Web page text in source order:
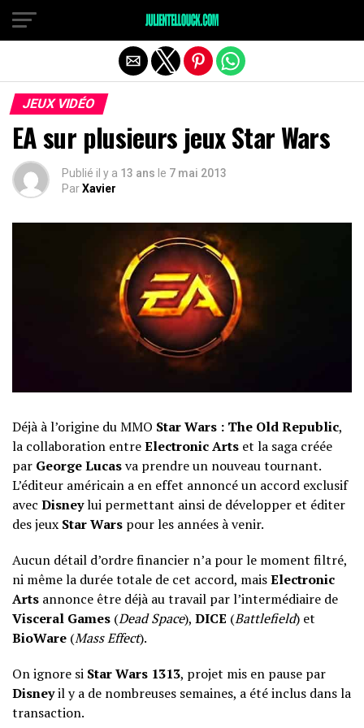
JEUX VIDÉO
EA sur plusieurs jeux Star Wars
Publié il y a 13 ans le 7 mai 2013
ParXavier
Déjà à l’origine du MMO Star Wars : The Old Republic,
la collaboration entreElectronic Arts et la saga créée
par George Lucasva prendre un nouveau tournant.
L’éditeur américain a en effet annoncé un accord exclusif
avec Disneylui permettant ainsi de développer et éditer
des jeux Star Wars pour les années à venir.
Aucun détail d’ordre financier n’a pour le moment filtré,
ni même la durée totale de cet accord, maisElectronic
Arts annonce être déjà au travail par l’intermédiaire de
Visceral Games (Dead Space), DICE (Battlefield) et
BioWare (Mass Effect).
On ignore si Star Wars 1313, projet mis en pause par
Disneyil y a de nombreuses semaines, a été inclus dans la
transaction.